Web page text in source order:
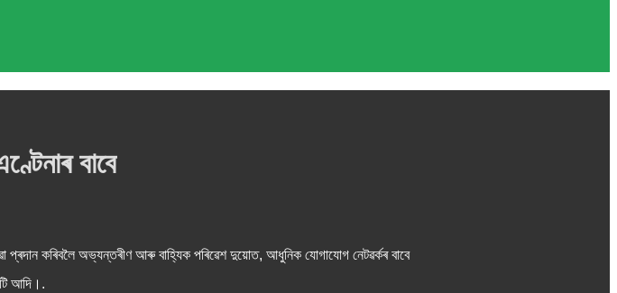
বাবে
কৰিবলৈ অভ্যন্তৰীণ আৰু বাহ্যিক পৰিৱেশ দুয়োত, আধুনিক যোগাযোগ নেটৱৰ্কৰ বাবে
আদি।.